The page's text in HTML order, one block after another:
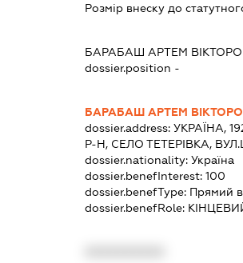
Розмір внеску до
БАРАБАШ АРТЕМ
dossier.position -
БАРАБАШ АРТЕМ
dossier.address: УКРАЇНА,
Р-Н, СЕЛО ТЕТЕРІВКА,
dossier.nationality: Україна
dossier.benefInterest: 100
dossier.benefType: Прямий
dossier.benefRole: